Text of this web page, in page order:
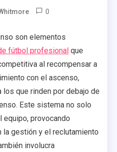
0
son elementos
fútbol profesional que
al recompensar a
con el ascenso,
los que rinden por debajo de
Este sistema no solo
equipo, provocando
gestión y el reclutamiento
involucra